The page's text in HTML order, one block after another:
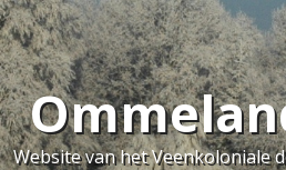
Ga
naar
de
inhoud
Website van het Veenkoloniale